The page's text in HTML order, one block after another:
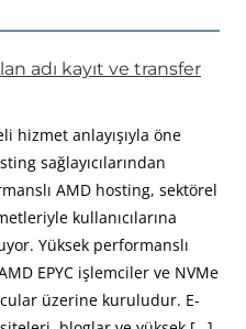
adı kayıt ve transfer
hizmet anlayışıyla öne
sağlayıcılarından
AMD hosting, sektörel
kullanıcılarına
Yüksek performanslı
EPYC işlemciler ve NVMe
üzerine kuruludur. E-